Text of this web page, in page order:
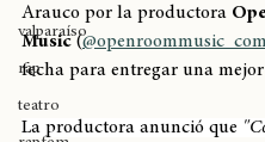
excarcel
valparaíso
teatro
miércoles 24 de junio a
Arauco por la productora
Music (@openroommusic_com
fecha para entregar una